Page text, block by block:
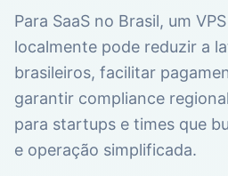
Para SaaS no Brasil, um
localmente pode reduzir a
brasileiros, facilitar
garantir compliance
para startups e times que
e operação simplificada.